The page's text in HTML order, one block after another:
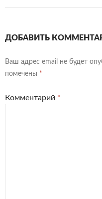
ДОБАВИТЬ
Ваш адрес email не будет
помечены *
Комментарий *